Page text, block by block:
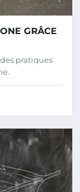
GRÂCE
pratiques